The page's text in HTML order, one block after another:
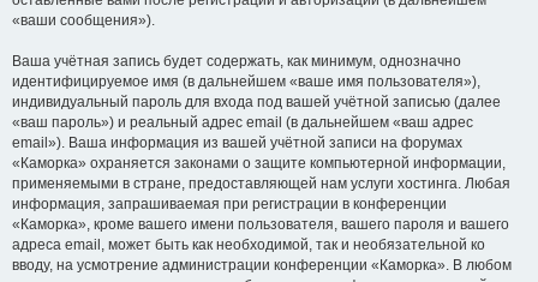
«ваши сообщения»).
Ваша учётная запись будет содержать, как минимум, однозначно
идентифицируемое имя (в дальнейшем «ваше имя пользователя»),
индивидуальный пароль для входа под вашей учётной записью (далее
«ваш пароль») и реальный адрес email (в дальнейшем «ваш адрес
email»). Ваша информация из вашей учётной записи на форумах
«Каморка» охраняется законами о защите компьютерной информации,
применяемыми в стране, предоставляющей нам услуги хостинга. Любая
информация, запрашиваемая при регистрации в конференции
«Каморка», кроме вашего имени пользователя, вашего пароля и вашего
адреса email, может быть как необходимой, так и необязательной ко
вводу, на усмотрение администрации конференции «Каморка». В любом